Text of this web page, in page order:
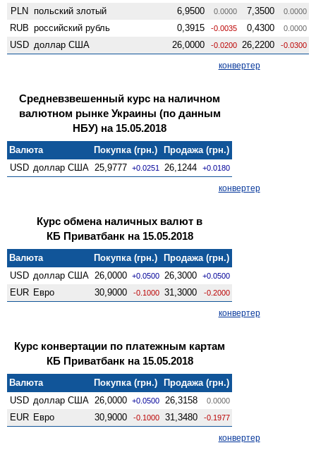
PLN польский злотый 6,9500 0.0000 7,3500 0.0000
RUB российский рубль 0,3915 -0.0035 0,4300 0.0000
USD доллар США 26,0000 -0.0200 26,2200 -0.0300
конвертер
Средневзвешенный курс на наличном
валютном рынке Украины (по данным
НБУ) на 15.05.2018
Валюта Покупка (грн.)
Продажа (грн.)
USD доллар США 25,9777 +0.0251 26,1244 +0.0180
конвертер
Курс обмена наличных валют в
КБ Приватбанк на 15.05.2018
Валюта Покупка (грн.)
Продажа (грн.)
USD доллар США 26,0000 +0.0500 26,3000 +0.0500
EUR Евро 30,9000 -0.1000 31,3000 -0.2000
конвертер
Курс конвертации по платежным картам
КБ Приватбанк на 15.05.2018
Валюта Покупка (грн.)
Продажа (грн.)
USD доллар США 26,0000 +0.0500 26,3158 0.0000
EUR Евро 30,9000 -0.1000 31,3480 -0.1977
конвертер